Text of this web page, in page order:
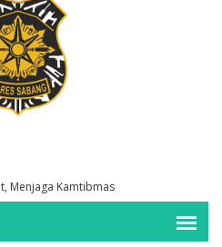
Menjaga Kamtibmas